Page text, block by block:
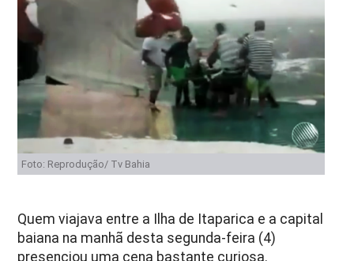
Foto: Reprodução/ Tv Bahia
Quem viajava entre a Ilha de Itaparica e a capital
baiana na manhã desta segunda-feira (4)
presenciou uma cena bastante curiosa.